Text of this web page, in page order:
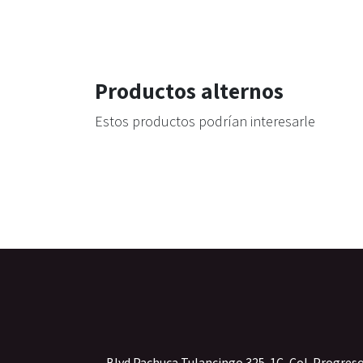
Productos alternos
Estos productos podrían interesarle